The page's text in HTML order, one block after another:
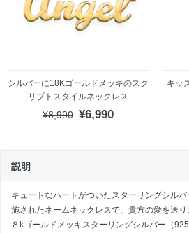
シルバーに18Kゴールドメッキのスク
リプトスタイルネックレス
¥8,990 ¥6,990
キッ
説明
キュートなハートがついたスターリングシル
施されたネームネックレスで、貴方の愛を送
８kゴールドメッキスターリングシルバー（